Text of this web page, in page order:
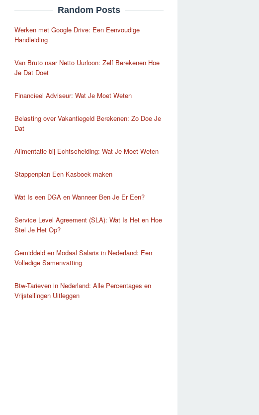
Random Posts
Werken met Google Drive: Een Eenvoudige
Handleiding
Van Bruto naar Netto Uurloon: Zelf Berekenen Hoe
Je Dat Doet
Financieel Adviseur: Wat Je Moet Weten
Belasting over Vakantiegeld Berekenen: Zo Doe Je
Dat
Alimentatie bij Echtscheiding: Wat Je Moet Weten
Stappenplan Een Kasboek maken
Wat Is een DGA en Wanneer Ben Je Er Een?
Service Level Agreement (SLA): Wat Is Het en Hoe
Stel Je Het Op?
Gemiddeld en Modaal Salaris in Nederland: Een
Volledige Samenvatting
Btw-Tarieven in Nederland: Alle Percentages en
Vrijstellingen Uitleggen